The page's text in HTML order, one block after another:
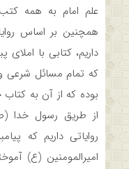
علم امام به همه
همچنین بر اساس
داریم، کتابی با املای
که تمام مسائل شرعی
بوده که از آن به
از طریق رسول خدا
روایاتی داریم که
امیرالمومنین (ع)